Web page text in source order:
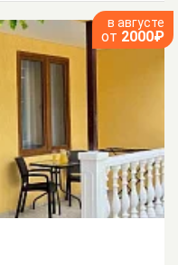
в августе
от 2000₽